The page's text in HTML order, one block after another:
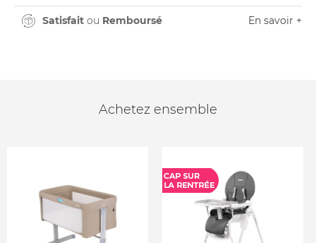
Satisfait ou Remboursé En savoir +
Achetez ensemble